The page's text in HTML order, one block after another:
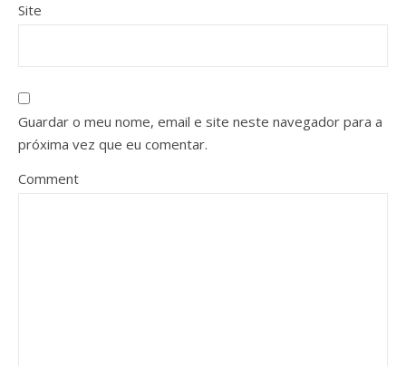
Site
Guardar o meu nome, email e site neste navegador para a
próxima vez que eu comentar.
Comment